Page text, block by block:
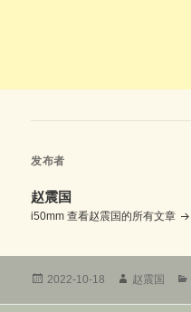
发布者
赵震国
i50mm查看赵震国的所有文章
发
2022-10-18
作
赵震国